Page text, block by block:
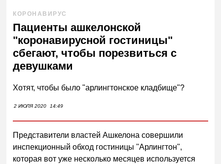
КОРОНАВИРУС
Пациенты ашкелонской
"коронавирусной гостиницы"
сбегают, чтобы порезвиться с
девушками
Хотят, чтобы было "арлингтонское кладбище"?
2 ИЮЛЯ 2020 14:49
Представители властей Ашкелона совершили
инспекционный обход гостиницы "Арлингтон",
которая вот уже несколько месяцев используется